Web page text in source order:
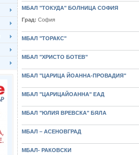
МБАЛ "ТОКУДА" БОЛНИЦА СОФИЯ
Град: София
МБАЛ "ТОРАКС"
МБАЛ "ХРИСТО БОТЕВ"
МБАЛ "ЦАРИЦА ЙОАННА-ПРОВАДИЯ"
МБАЛ "ЦАРИЦАЙОАННА" ЕАД
МБАЛ "ЮЛИЯ ВРЕВСКА" БЯЛА
МБАЛ – АСЕНОВГРАД
МБАЛ- РАКОВСКИ